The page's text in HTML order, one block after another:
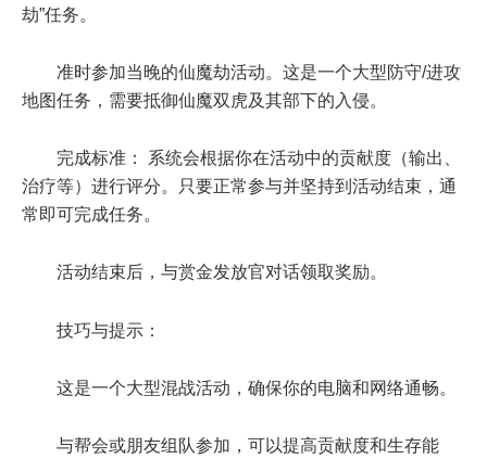
劫”任务。
准时参加当晚的仙魔劫活动。这是一个大型防守/进攻
地图任务，需要抵御仙魔双虎及其部下的入侵。
完成标准： 系统会根据你在活动中的贡献度（输出、
治疗等）进行评分。只要正常参与并坚持到活动结束，通
常即可完成任务。
活动结束后，与赏金发放官对话领取奖励。
技巧与提示：
这是一个大型混战活动，确保你的电脑和网络通畅。
与帮会或朋友组队参加，可以提高贡献度和生存能